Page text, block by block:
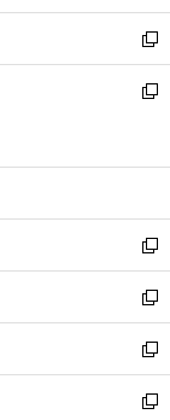
開
く
ウ
で
開
く
ン
ド
ウ
で
ウ
ィ
ン
ド
開
新
し
い
ン
ウ
で
開
く
新
ウ
ン
ド
ウ
で
開
く
新
し
い
ウ
ィ
ン
ド
新
し
い
ウ
ィ
新
し
い
新